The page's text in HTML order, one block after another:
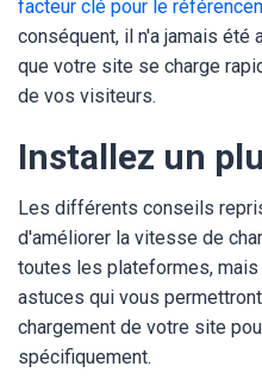
facteur clé pour le
conséquent, il n'a jamais
que votre site se charge
de vos visiteurs.
Installez un
Les différents conseils
d'améliorer la vitesse de
toutes les plateformes,
astuces qui vous
chargement de votre site
spécifiquement.